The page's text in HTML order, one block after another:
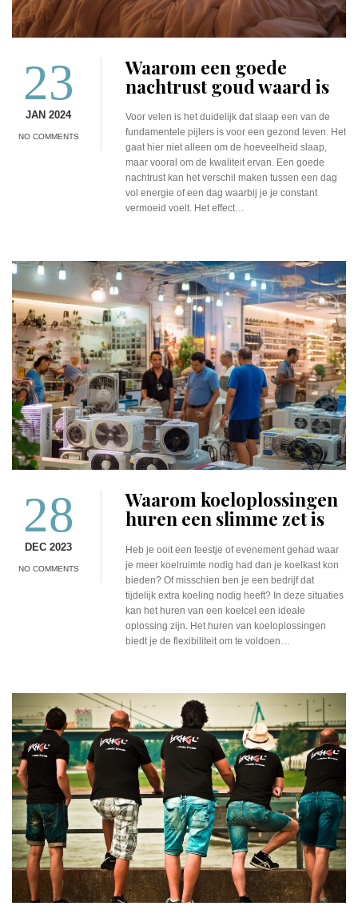
23
JAN 2024
NO COMMENTS
Waarom een goede
nachtrust goud waard is
Voor velen is het duidelijk dat slaap een van de
fundamentele pijlers is voor een gezond leven. Het
gaat hier niet alleen om de hoeveelheid slaap,
maar vooral om de kwaliteit ervan. Een goede
nachtrust kan het verschil maken tussen een dag
vol energie of een dag waarbij je je constant
vermoeid voelt. Het effect…
28
DEC 2023
NO COMMENTS
Waarom koeloplossingen
huren een slimme zet is
Heb je ooit een feestje of evenement gehad waar
je meer koelruimte nodig had dan je koelkast kon
bieden? Of misschien ben je een bedrijf dat
tijdelijk extra koeling nodig heeft? In deze situaties
kan het huren van een koelcel een ideale
oplossing zijn. Het huren van koeloplossingen
biedt je de flexibiliteit om te voldoen…